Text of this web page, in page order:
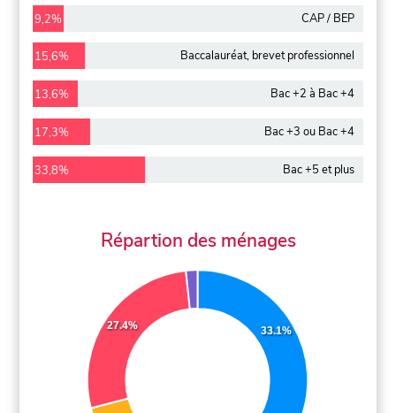
9,2% CAP / BEP
15,6% Baccalauréat, brevet professionnel
13,6% Bac +2 à Bac +4
17,3% Bac +3 ou Bac +4
33,8% Bac +5 et plus
Répartion des ménages
33.1%
27.4%